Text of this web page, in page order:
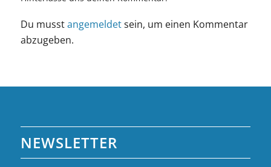
Du musstangemeldetsein, um einen Kommentar
abzugeben.
NEWSLETTER